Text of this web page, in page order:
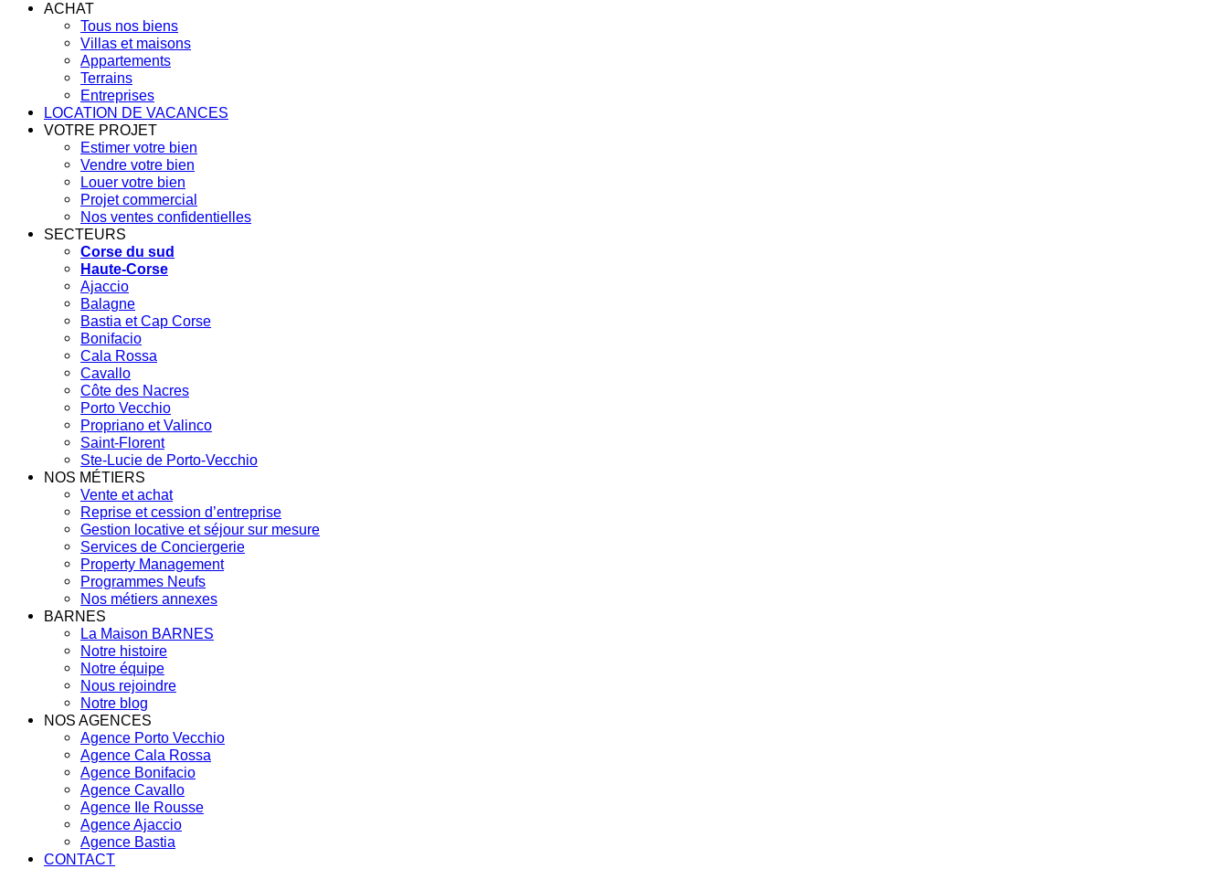
ACHAT
Tous nos biens
Villas et maisons
Appartements
Terrains
Entreprises
LOCATION DE VACANCES
VOTRE PROJET
Estimer votre bien
Vendre votre bien
Louer votre bien
Projet commercial
Nos ventes confidentielles
SECTEURS
Corse du sud
Haute-Corse
Ajaccio
Balagne
Bastia et Cap Corse
Bonifacio
Cala Rossa
Cavallo
Côte des Nacres
Porto Vecchio
Propriano et Valinco
Saint-Florent
Ste-Lucie de Porto-Vecchio
NOS MÉTIERS
Vente et achat
Reprise et cession d’entreprise
Gestion locative et séjour sur mesure
Services de Conciergerie
Property Management
Programmes Neufs
Nos métiers annexes
BARNES
La Maison BARNES
Notre histoire
Notre équipe
Nous rejoindre
Notre blog
NOS AGENCES
Agence Porto Vecchio
Agence Cala Rossa
Agence Bonifacio
Agence Cavallo
Agence Ile Rousse
Agence Ajaccio
Agence Bastia
CONTACT